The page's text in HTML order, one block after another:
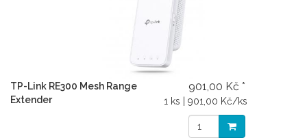
TP-Link RE300 Mesh Range
Extender
901,00 Kč *
1 ks | 901,00 Kč/ks